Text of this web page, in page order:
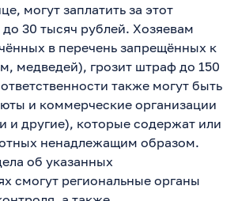
могут заплатить за этот
30 тысяч рублей. Хозяевам
в перечень запрещённых к
медведей), грозит штраф до 150
также могут быть
и коммерческие организации
и другие), которые содержат или
ненадлежащим образом.
об указанных
смогут региональные органы